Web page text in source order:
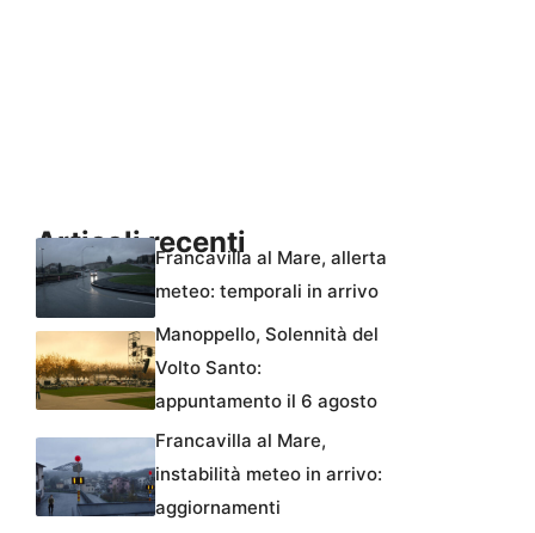
Articoli recentiFrancavilla al Mare, allerta
meteo: temporali in arrivo
Manoppello, Solennità del
Volto Santo:
appuntamento il 6 agosto
Francavilla al Mare,
instabilità meteo in arrivo:
aggiornamenti